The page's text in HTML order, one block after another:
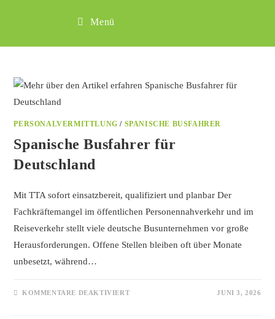
Menü
PERSONALVERMITTLUNG / SPANISCHE BUSFAHRER
Spanische Busfahrer für
Deutschland
Mit TTA sofort einsatzbereit, qualifiziert und planbar Der
Fachkräftemangel im öffentlichen Personennahverkehr und im
Reiseverkehr stellt viele deutsche Busunternehmen vor große
Herausforderungen. Offene Stellen bleiben oft über Monate
unbesetzt, während…
KOMMENTARE DEAKTIVIERT JUNI 3, 2026